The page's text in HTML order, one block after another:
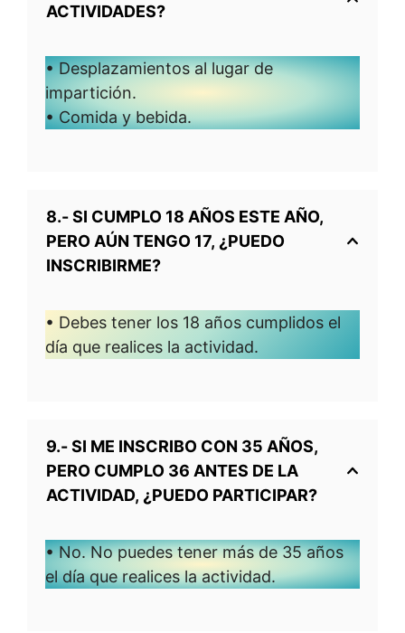
ACTIVIDADES?
• Desplazamientos al lugar de
impartición.
• Comida y bebida.
8.- SI CUMPLO 18 AÑOS ESTE AÑO,
PERO AÚN TENGO 17, ¿PUEDO
INSCRIBIRME?
• Debes tener los 18 años cumplidos el
día que realices la actividad.
9.- SI ME INSCRIBO CON 35 AÑOS,
PERO CUMPLO 36 ANTES DE LA
ACTIVIDAD, ¿PUEDO PARTICIPAR?
• No. No puedes tener más de 35 años
el día que realices la actividad.